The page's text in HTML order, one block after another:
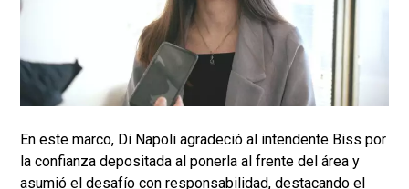
En este marco, Di Napoli agradeció al intendente Biss por
la confianza depositada al ponerla al frente del área y
asumió el desafío con responsabilidad, destacando el